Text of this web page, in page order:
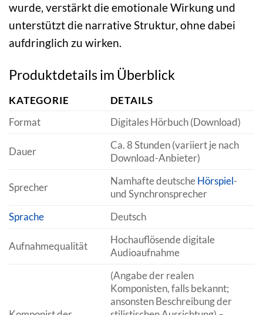
wurde, verstärkt die emotionale Wirkung und
unterstützt die narrative Struktur, ohne dabei
aufdringlich zu wirken.
Produktdetails im Überblick
KATEGORIE
DETAILS
Format
Digitales Hörbuch (Download)
Dauer
Ca. 8 Stunden (variiert je nach
Download-Anbieter)
Sprecher
Namhafte deutscheHörspiel-
und Synchronsprecher
Sprache
Deutsch
Aufnahmequalität
Hochauflösende digitale
Audioaufnahme
(Angabe der realen
Komponisten, falls bekannt;
ansonsten Beschreibung der